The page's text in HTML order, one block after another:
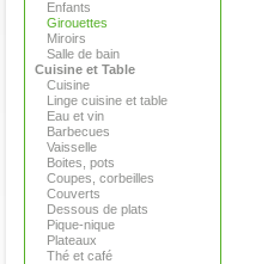
Enfants
Girouettes
Miroirs
Salle de bain
Cuisine et Table
Cuisine
Linge cuisine et table
Eau et vin
Barbecues
Vaisselle
Boites, pots
Coupes, corbeilles
Couverts
Dessous de plats
Pique-nique
Plateaux
Thé et café